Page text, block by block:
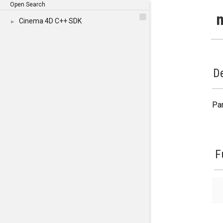
Open Search
► Cinema 4D C++ SDK